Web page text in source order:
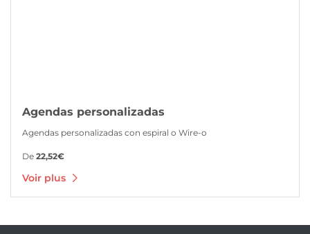
Agendas personalizadas
Agendas personalizadas con espiral o Wire-o
De 22,52€
Voir plus